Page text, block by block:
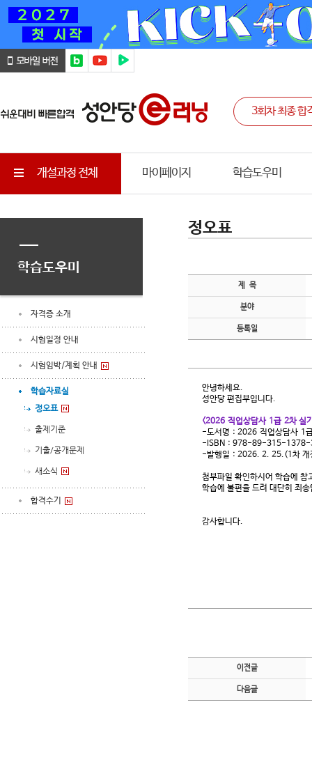
개설과정 전체 마이페이지 학습도우미
학습도우미
자격증 소개
시험일정 안내
시험임박/계획 안내
학습자료실
정오표
출제기준
기출/공개문제
새소식
합격수기
정오표
제 목
분야
등록일
안녕하세요.
성안당 편집부입니다.
<2026 직업상담사 1급 2차 실
-도서명 : 2026 직업상담사 1
-ISBN : 978-89-315-1378-
-발행일 : 2026. 2. 25.(1차
첨부파일 확인하시어 학습에 참
학습에 불편을 드려 대단히 죄송
감사합니다.
이전글
다음글